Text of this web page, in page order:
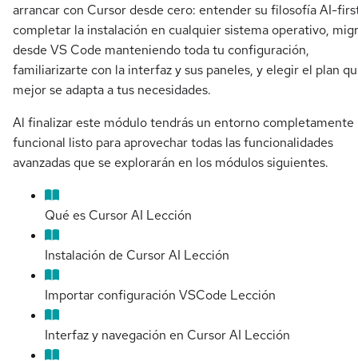
arrancar con Cursor desde cero: entender su filosofía AI-
completar la instalación en cualquier sistema operativo,
desde VS Code manteniendo toda tu configuración,
familiarizarte con la interfaz y sus paneles, y elegir el plan
mejor se adapta a tus necesidades.
Al finalizar este módulo tendrás un entorno completamente
funcional listo para aprovechar todas las funcionalidades
avanzadas que se explorarán en los módulos siguientes.
Qué es Cursor AI Lección
Instalación de Cursor AI Lección
Importar configuración VSCode Lección
Interfaz y navegación en Cursor AI Lección